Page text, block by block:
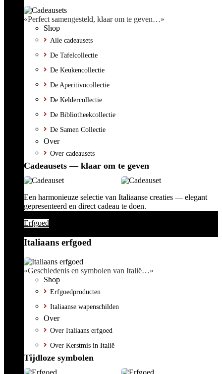
«Perfect samengesteld, klaar om te geven…»
Shop
Alle cadeausets
De Tafelcollectie
De Keukencollectie
De Aperitivocollectie
De Keldercollectie
De Bibliotheekcollectie
De Samen Collectie
Over
Over cadeausets
Cadeausets — klaar om te geven
Een harmonieuze selectie van Italiaanse creaties — elegant
gepresenteerd en direct cadeau te doen.
Erfgoed
Italiaans erfgoed
«Geschiedenis en symbolen van Italië…»
Shop
Erfgoedproducten
Italiaanse wapenschilden
Over
Over Italiaans erfgoed
Over Kerstmis in Italië
Tijdloze symbolen